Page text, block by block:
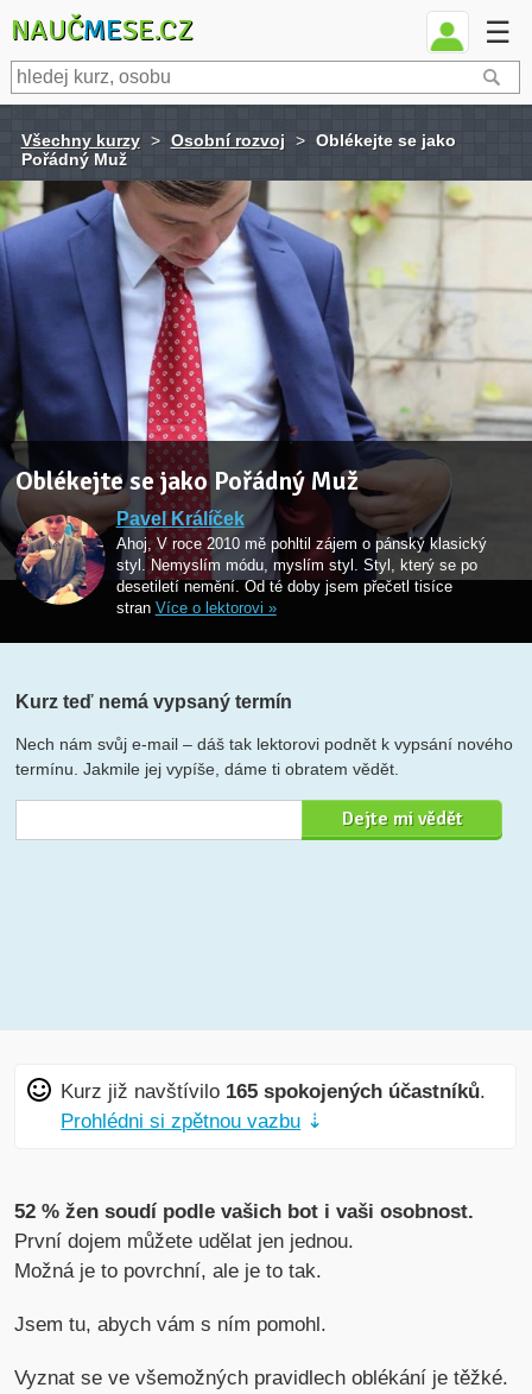
NAUČMESE.CZ ☰
Všechny kurzy > Osobní rozvoj > Oblékejte se jako
Pořádný Muž
Oblékejte se jako Pořádný Muž
Pavel Králíček
Ahoj, V roce 2010 mě pohltil zájem o pánský klasický
styl. Nemyslím módu, myslím styl. Styl, který se po
desetiletí nemění. Od té doby jsem přečetl tisíce
stran Více o lektorovi »
Kurz teď nemá vypsaný termín
Nech nám svůj e-mail – dáš tak lektorovi podnět k vypsání nového
termínu. Jakmile jej vypíše, dáme ti obratem vědět.
Kurz již navštívilo 165 spokojených účastníků.
Prohlédni si zpětnou vazbu ⇣
52 % žen soudí podle vašich bot i vaši osobnost.
První dojem můžete udělat jen jednou.
Možná je to povrchní, ale je to tak.
Jsem tu, abych vám s ním pomohl.
Vyznat se ve všemožných pravidlech oblékání je těžké.